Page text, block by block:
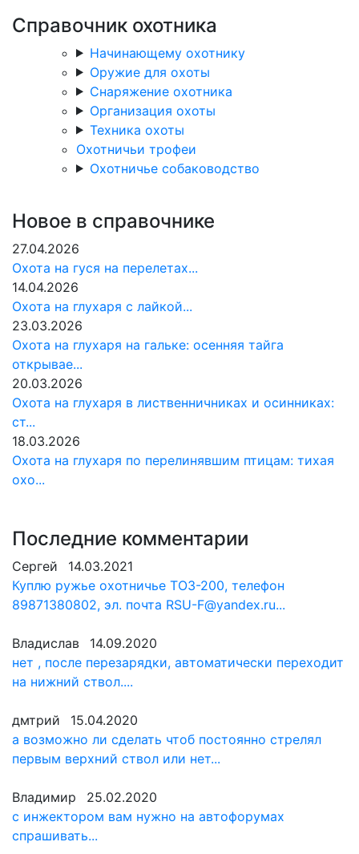
Справочник охотника
Начинающему охотнику
Оружие для охоты
Снаряжение охотника
Организация охоты
Техника охоты
Охотничьи трофеи
Охотничье собаководство
Новое в справочнике
27.04.2026
Охота на гуся на перелетах...
14.04.2026
Охота на глухаря с лайкой...
23.03.2026
Охота на глухаря на гальке: осенняя тайга
открывае...
20.03.2026
Охота на глухаря в лиственничниках и осинниках:
ст...
18.03.2026
Охота на глухаря по перелинявшим птицам: тихая
охо...
Последние комментарии
Сергей
14.03.2021
Куплю ружье охотничье ТОЗ-200, телефон
89871380802, эл. почта RSU-F@yandex.ru...
Владислав
14.09.2020
нет , после перезарядки, автоматически переходит
на нижний ствол....
дмтрий
15.04.2020
а возможно ли сделать чтоб постоянно стрелял
первым верхний ствол или нет...
Владимир
25.02.2020
с инжектором вам нужно на автофорумах
спрашивать...